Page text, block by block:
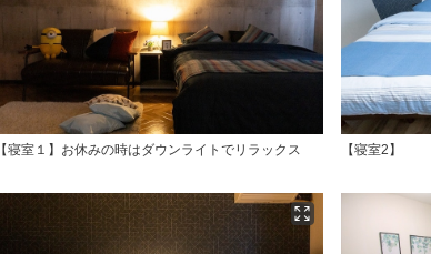
【寝室１】お休みの時はダウンライトでリラックス 【寝室2】